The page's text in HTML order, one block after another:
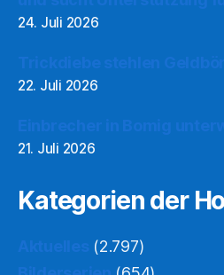
24. Juli 2026
22. Juli 2026
21. Juli 2026
Kategorien der
(2.797)